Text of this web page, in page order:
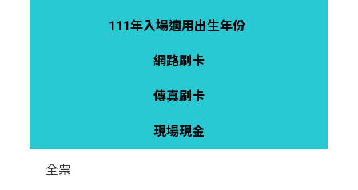
111年入場適用出生年份
網路刷卡
傳真刷卡
現場現金
全票